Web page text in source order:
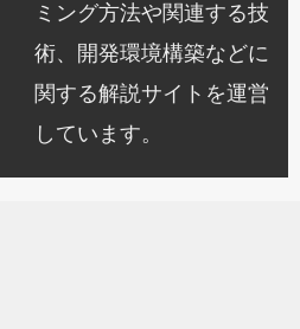
ミング方法や関連する技
術、開発環境構築などに
関する解説サイトを運営
しています。